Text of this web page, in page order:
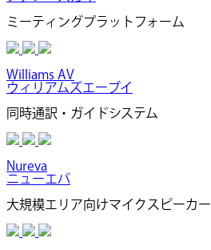
ミーティングプラットフォーム
Williams AV
ウィリアムズエーブイ
同時通訳・ガイドシステム
Nureva
ニューエバ
大規模エリア向けマイクスピーカー